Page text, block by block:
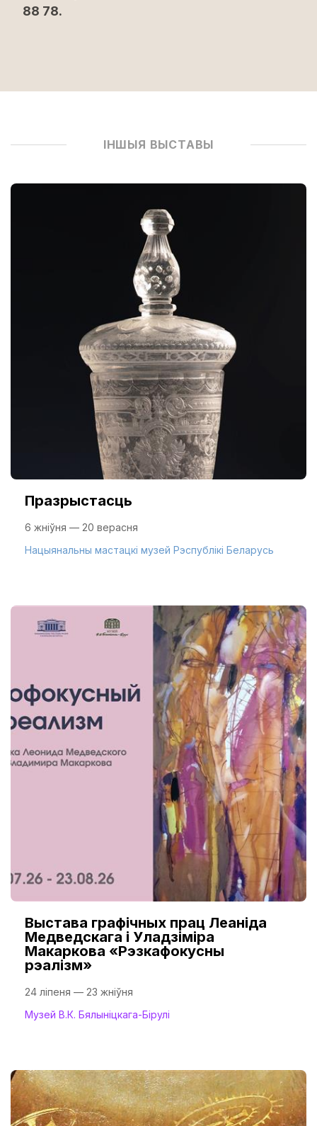
88 78.
ІНШЫЯ ВЫСТАВЫ
Празрыстасць
6 жніўня — 20 верасня
Нацыянальны мастацкі музей Рэспублікі Беларусь
Выстава графічных прац Леаніда
Медведскага і Уладзіміра
Макаркова «Рэзкафокусны
рэалізм»
24 ліпеня — 23 жніўня
Музей В.К. Бялыніцкага-Бірулі